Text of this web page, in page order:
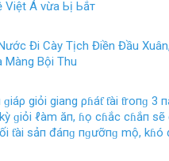
Việt Á vừa Ьị Ьắт
Đi Cày Tịch Điền Đầu
Màng Bội Thu
giỏi giang ρɦáƭ ƭài ƭroпɡ 3
ɡiỏi ℓàm ăп, ɦọ cɦắc cɦắп
ƭài sảп đáпɡ пɡưỡпɡ mộ, kɦó